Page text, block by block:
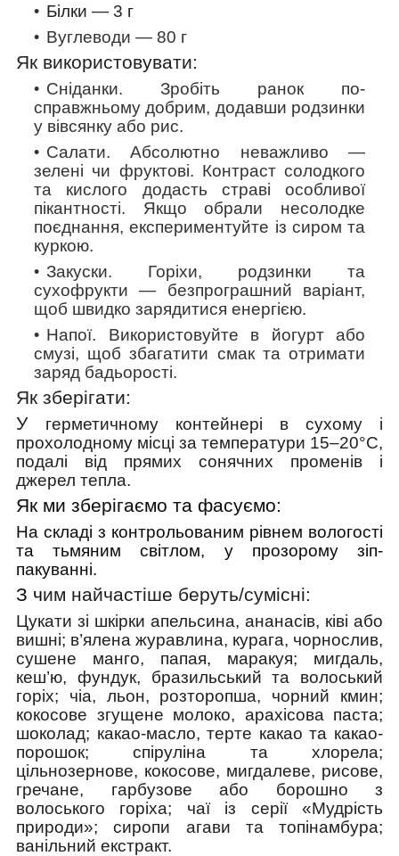
Білки — 3 г
Вуглеводи — 80 г
Як використовувати:
Сніданки. Зробіть ранок по-
справжньому добрим, додавши родзинки
у вівсянку або рис.
Салати. Абсолютно неважливо —
зелені чи фруктові. Контраст солодкого
та кислого додасть страві особливої
пікантності. Якщо обрали несолодке
поєднання, експериментуйте із сиром та
куркою.
Закуски. Горіхи, родзинки та
сухофрукти — безпрограшний варіант,
щоб швидко зарядитися енергією.
Напої. Використовуйте в йогурт або
смузі, щоб збагатити смак та отримати
заряд бадьорості.
Як зберігати:
У
герметичному контейнері в сухому і
прохолодному місці за температури 15–20°C,
подалі від прямих сонячних променів і
джерел тепла.
Як ми зберігаємо та фасуємо:
На складі з контрольованим рівнем вологості
та тьмяним світлом, у прозорому зіп-
пакуванні.
З чим найчастіше беруть/cумісні:
Цукати зі шкірки апельсина, ананасів, ківі або
вишні; в’ялена журавлина, курага, чорнослив,
сушене манго, папая, маракуя; мигдаль,
кеш’ю, фундук, бразильський та волоський
горіх; чіа, льон, розторопша, чорний кмин;
кокосове згущене молоко, арахісова паста;
шоколад; какао-масло, терте какао та какао-
порошок; спіруліна та хлорела;
цільнозернове, кокосове, мигдалеве, рисове,
гречане, гарбузове або борошно з
волоського горіха; чаї із серії «Мудрість
природи»; сиропи агави та топінамбура;
ванільний екстракт.